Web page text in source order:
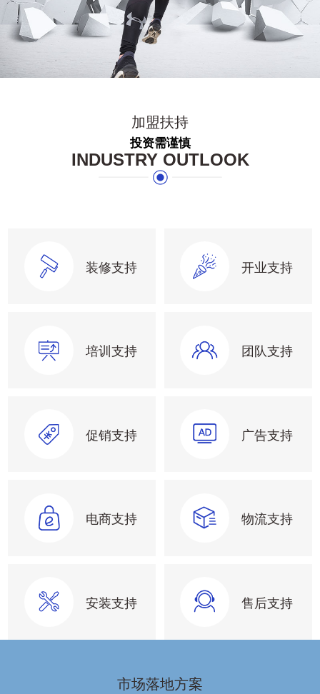
加盟扶持
投资需谨慎
INDUSTRY OUTLOOK
装修支持 开业支持
培训支持 团队支持
促销支持 广告支持
电商支持 物流支持
安装支持 售后支持
市场落地方案